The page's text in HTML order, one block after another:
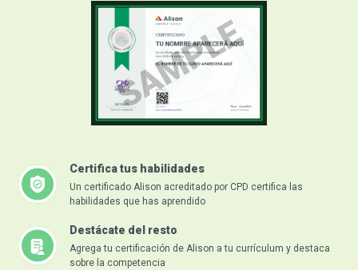
Certifica tus habilidades
Un certificado Alison acreditado por CPD certifica las
habilidades que has aprendido
Destácate del resto
Agrega tu certificación de Alison a tu currículum y destaca
sobre la competencia